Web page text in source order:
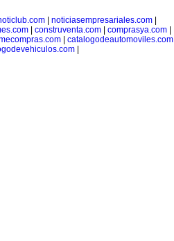
| noticiasempresariales.com|
construventa.com comprasya.com
| catalogodeautomoviles.com|
|